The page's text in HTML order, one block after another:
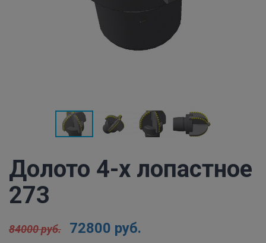
Долото 4-х лопастное
273
84000 руб. 72800 руб.